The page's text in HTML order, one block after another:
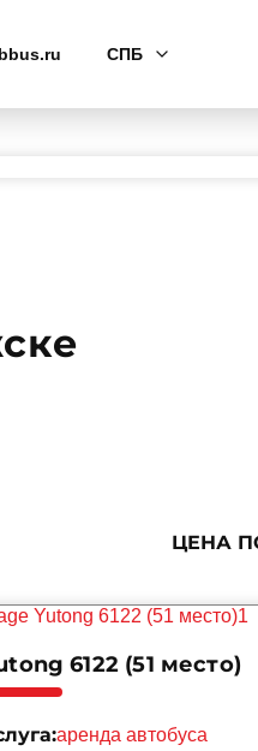
СПБ
ЦЕНА
6122 (51 место)
аренда автобуса